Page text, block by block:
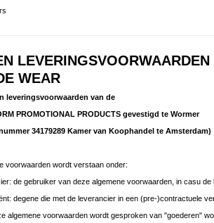
LEVERINGSVOORWAARDEN
WEAR
leveringsvoorwaarden van de
PROMOTIONAL PRODUCTS gevestigd te Wormer
34179289 Kamer van Koophandel te Amsterdam)
voorwaarden wordt verstaan onder:
de gebruiker van deze algemene voorwaarden, in casu
degene die met de leverancier in een (pre-)contractuele
algemene voorwaarden wordt gesproken van "goederen"